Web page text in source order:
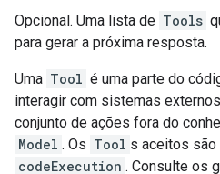
Opcional. Uma lista de Tools
para gerar a próxima resposta.
Uma Tool é uma parte do
interagir com sistemas
conjunto de ações fora do
Model . Os Tool s aceitos são
codeExecution . Consulte os